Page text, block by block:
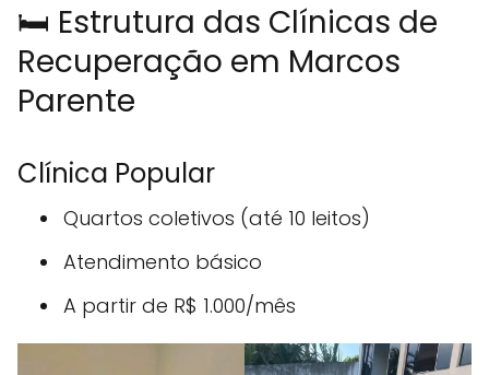
🛏️ Estrutura das Clínicas de
Recuperação em Marcos
Parente
Clínica Popular
Quartos coletivos (até 10 leitos)
Atendimento básico
A partir de R$ 1.000/mês